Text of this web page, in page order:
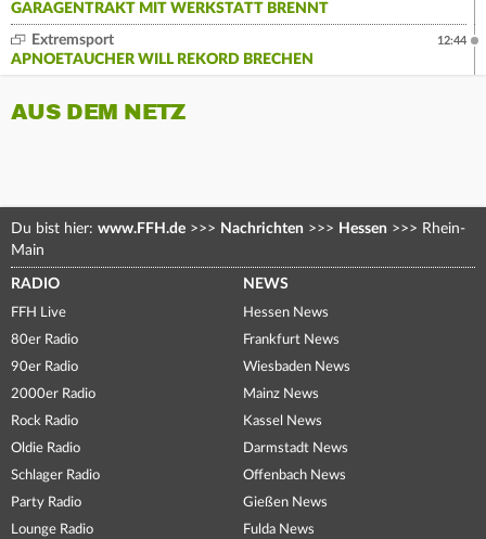
GARAGENTRAKT MIT WERKSTATT BRENNT
Extremsport
APNOETAUCHER WILL REKORD BRECHEN
12:44
AUS DEM NETZ
Du bist hier: www.FFH.de >>> Nachrichten >>> Hessen >>> Rhein-
Main
RADIO
FFH Live
80er Radio
90er Radio
2000er Radio
Rock Radio
Oldie Radio
Schlager Radio
Party Radio
Lounge Radio
NEWS
Hessen News
Frankfurt News
Wiesbaden News
Mainz News
Kassel News
Darmstadt News
Offenbach News
Gießen News
Fulda News